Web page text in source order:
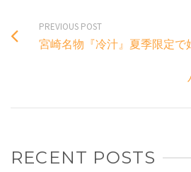
PREVIOUS POST
宮崎名物『冷汁』夏季限定で
RECENT POSTS